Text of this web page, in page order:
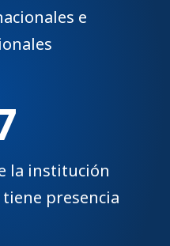
e
la institución
presencia